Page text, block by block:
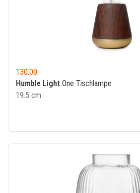
130.00
Humble Light One Tischlampe
19.5 cm